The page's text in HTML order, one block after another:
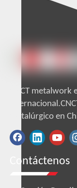
CNCT metalwork
metalúrgico en
Contáctenos